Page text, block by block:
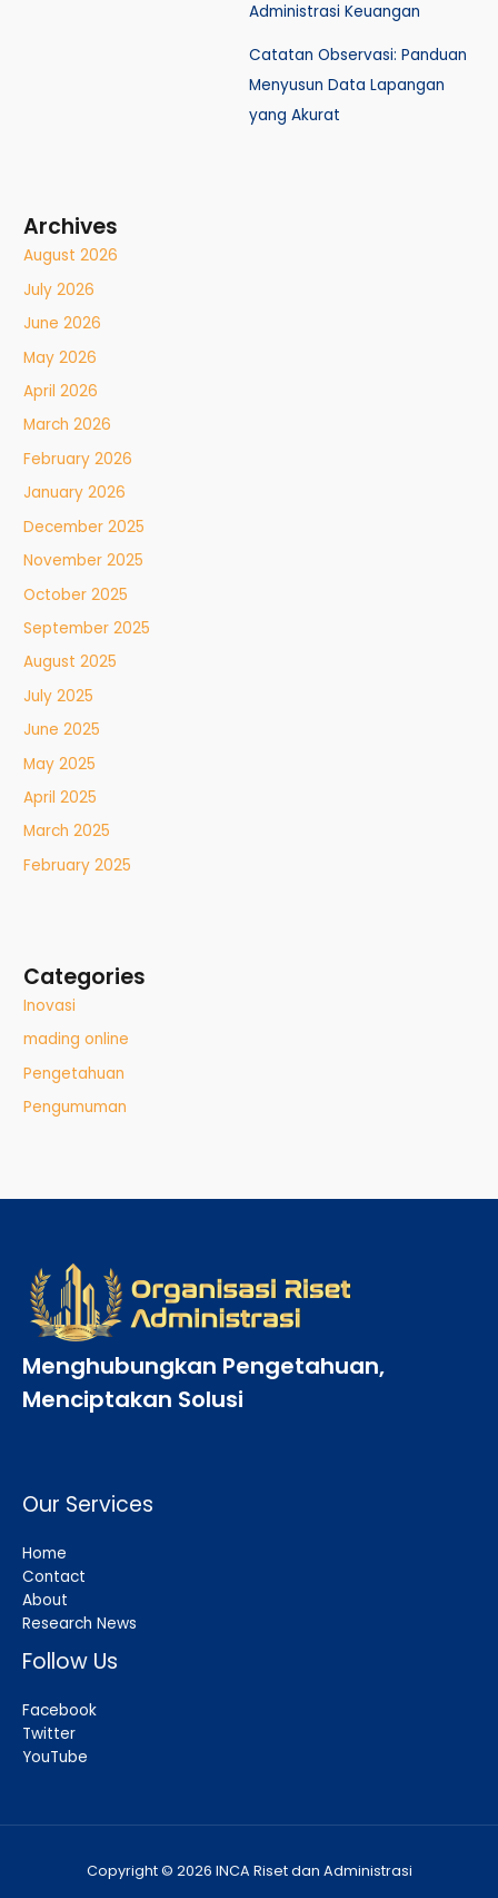
Administrasi Keuangan
Catatan Observasi: Panduan
Menyusun Data Lapangan
yang Akurat
Archives
August 2026
July 2026
June 2026
May 2026
April 2026
March 2026
February 2026
January 2026
December 2025
November 2025
October 2025
September 2025
August 2025
July 2025
June 2025
May 2025
April 2025
March 2025
February 2025
Categories
Inovasi
mading online
Pengetahuan
Pengumuman
Menghubungkan Pengetahuan,
Menciptakan Solusi
Our Services
Home
Contact
About
Research News
Follow Us
Facebook
Twitter
YouTube
Copyright © 2026 INCA Riset dan Administrasi